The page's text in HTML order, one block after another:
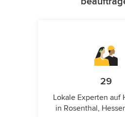
29
Lokale Experten auf
in Rosenthal,